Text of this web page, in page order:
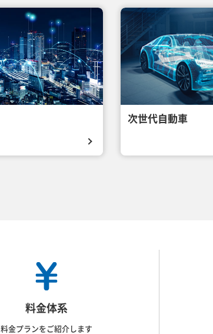
次世代自動車
料金体系
料金プランをご紹介します